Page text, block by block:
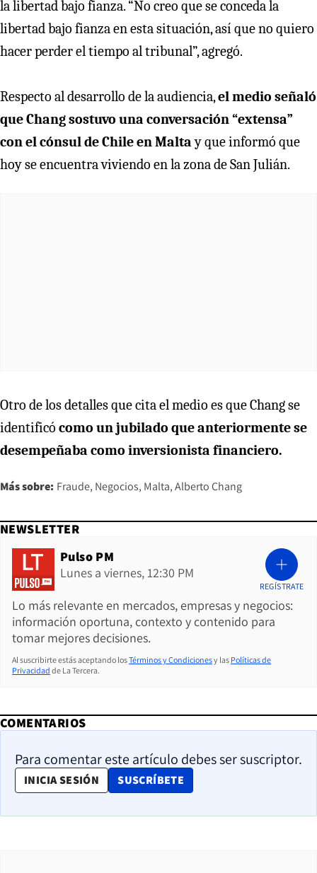
la libertad bajo fianza. “No creo que se conceda la
libertad bajo fianza en esta situación, así que no quiero
hacer perder el tiempo al tribunal”, agregó.
Respecto al desarrollo de la audiencia,el medio señaló
que Chang sostuvo una conversación “extensa”
con el cónsul de Chile en Maltay que informó que
hoy se encuentra viviendo en la zona de San Julián.
Otro de los detalles que cita el medio es que Chang se
identificó como un jubilado que anteriormente se
desempeñaba como inversionista financiero.
Más sobre: Fraude Negocios Malta Alberto Chang
NEWSLETTER
Pulso PM
Lunes a viernes, 12:30 PM
Lo más relevante en mercados, empresas y negocios:
información oportuna, contexto y contenido para
tomar mejores decisiones.
REGÍSTRATE
Al suscribirte estás aceptando losTérminos y Condicionesy las Políticas de
Privacidad de La Tercera.
COMENTARIOS
Para comentar este artículo debes ser suscriptor.
INICIA SESIÓN SUSCRÍBETE
OPENS IN NEW WINDOW